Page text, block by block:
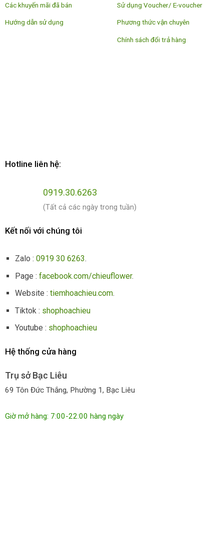
Các khuyến mãi đã bán
Hướng dẫn sử dụng
Sử dụng Voucher/ E-voucher
Phương thức vận chuyên
Chính sách đổi trả hàng
Hotline liên hệ:
0919.30.6263
(Tất cả các ngày trong tuần)
Kết nối với chúng tôi
Zalo :0919 30 6263.
Page :facebook.com/chieuflower.
Website :tiemhoachieu.com.
Tiktok : shophoachieu
Youtube : shophoachieu
Hệ thống cửa hàng
Trụ sở Bạc Liêu
69 Tôn Đức Thắng, Phường 1, Bạc Liêu
Giờ mở hàng: 7:00-22:00 hàng ngày